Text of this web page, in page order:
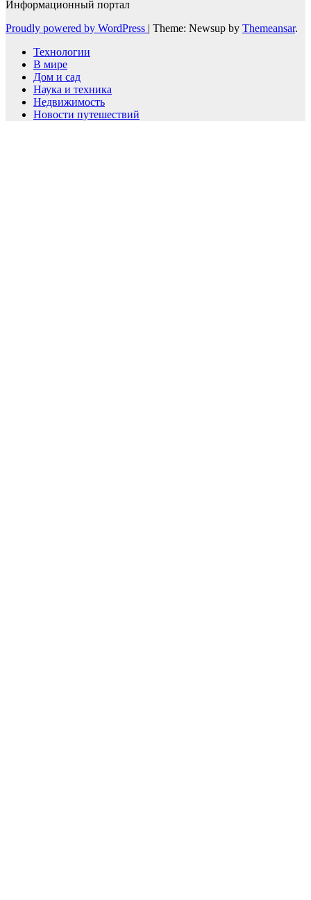
Информационный портал
Proudly powered by WordPress | Theme: Newsup by Themeansar.
Технологии
В мире
Дом и сад
Наука и техника
Недвижимость
Новости путешествий